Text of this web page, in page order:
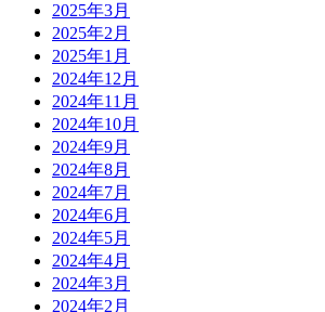
2025年3月
2025年2月
2025年1月
2024年12月
2024年11月
2024年10月
2024年9月
2024年8月
2024年7月
2024年6月
2024年5月
2024年4月
2024年3月
2024年2月